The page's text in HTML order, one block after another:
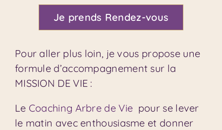
Je prends Rendez-vous
Pour aller plus loin, je vous propose une
formule d’accompagnement sur la
MISSION DE VIE :
Le Coaching Arbre de Vie pour se lever
le matin avec enthousiasme et donner